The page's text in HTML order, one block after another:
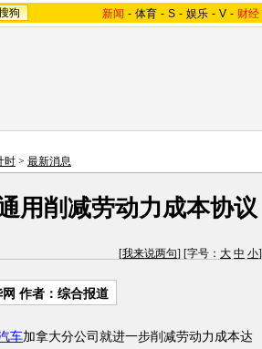
狗 新闻 - 体育 - S - 娱乐 - V - 财经
时 > 最新消息
用削减劳动力成本协议
[我来说两句] [字号： 大 中 小]
作者：综合报道
车加拿大分公司就进一步削减劳动力成本达